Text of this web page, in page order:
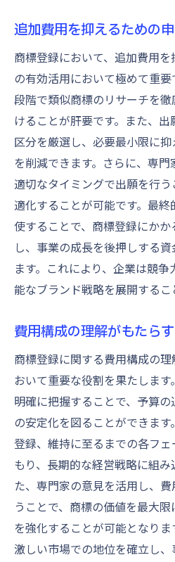
追加費用を抑えるための
商標登録において、追加費用
の有効活用において極めて重
段階で類似商標のリサーチを
けることが肝要です。また、
区分を厳選し、必要最小限に
を削減できます。さらに、専門
適切なタイミングで出願を行
適化することが可能です。最
使することで、商標登録にか
し、事業の成長を後押しする
ます。これにより、企業は競
能なブランド戦略を展開するこ
費用構成の理解がもたら
商標登録に関する費用構成の
おいて重要な役割を果たしま
明確に把握することで、予算
の安定化を図ることができま
登録、維持に至るまでの各フ
もり、長期的な経営戦略に組
た、専門家の意見を活用し、
うことで、商標の価値を最大
を強化することが可能となり
激しい市場での地位を確立し